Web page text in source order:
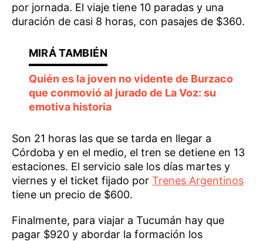
por jornada. El viaje tiene 10 paradas y una
duración de casi 8 horas, con pasajes de $360.
Quién es la joven no vidente de Burzaco
que conmovió al jurado de La Voz: su
emotiva historia
Son 21 horas las que se tarda en llegar a
Córdoba y en el medio, el tren se detiene en 13
estaciones. El servicio sale los días martes y
viernes y el ticket fijado por Trenes Argentinos
tiene un precio de $600.
Finalmente, para viajar a Tucumán hay que
pagar $920 y abordar la formación los